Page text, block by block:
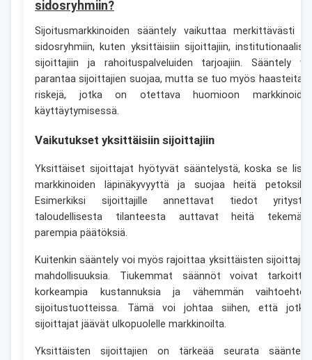
sidosryhmiin?
Sijoitusmarkkinoiden sääntely vaikuttaa merkittävästi
sidosryhmiin, kuten yksittäisiin sijoittajiin,
sijoittajiin ja rahoituspalveluiden tarjoajiin. Sääntely
parantaa sijoittajien suojaa, mutta se tuo myös haasteita
riskejä, jotka on otettava huomioon
käyttäytymisessä.
Vaikutukset yksittäisiin sijoittajiin
Yksittäiset sijoittajat hyötyvät sääntelystä, koska se
markkinoiden läpinäkyvyyttä ja suojaa heitä
Esimerkiksi sijoittajille annettavat tiedot
taloudellisesta tilanteesta auttavat heitä
parempia päätöksiä.
Kuitenkin sääntely voi myös rajoittaa yksittäisten
mahdollisuuksia. Tiukemmat säännöt voivat
korkeampia kustannuksia ja vähemmän
sijoitustuotteissa. Tämä voi johtaa siihen, että
sijoittajat jäävät ulkopuolelle markkinoilta.
Yksittäisten sijoittajien on tärkeää seurata